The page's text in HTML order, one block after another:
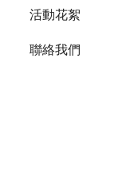
活動花絮
聯絡我們